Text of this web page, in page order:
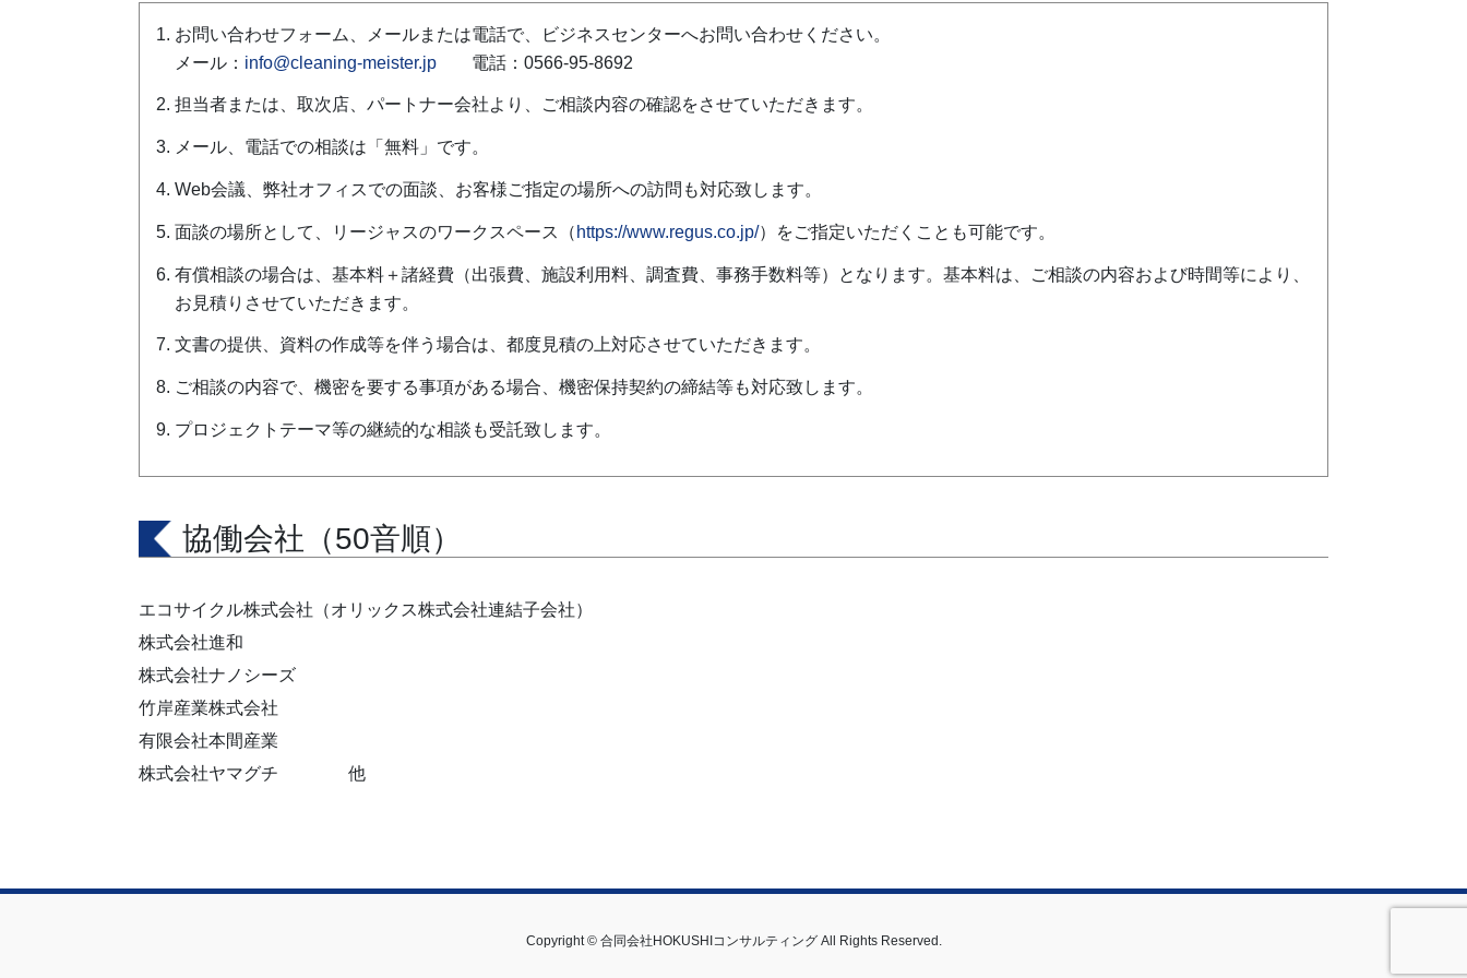
お問い合わせフォーム、メールまたは電話で、ビジネスセンターへお問い合わせください。
メール： info@cleaning-meister.jp 電話：0566-95-8692
担当者または、取次店、パートナー会社より、ご相談内容の確認をさせていただきます。
メール、電話での相談は「無料」です。
Web会議、弊社オフィスでの面談、お客様ご指定の場所への訪問も対応致します。
面談の場所として、リージャスのワークスペース（ https://www.regus.co.jp/）をご指定いただくことも可能です。
有償相談の場合は、基本料＋諸経費（出張費、施設利用料、調査費、事務手数料等）となります。基本料は、ご相談の内容および時間等により、
お見積りさせていただきます。
文書の提供、資料の作成等を伴う場合は、都度見積の上対応させていただきます。
ご相談の内容で、機密を要する事項がある場合、機密保持契約の締結等も対応致します。
プロジェクトテーマ等の継続的な相談も受託致します。
協働会社（50音順）
エコサイクル株式会社（オリックス株式会社連結子会社）
株式会社進和
株式会社ナノシーズ
竹岸産業株式会社
有限会社本間産業
株式会社ヤマグチ 他
Copyright © 合同会社HOKUSHIコンサルティング All Rights Reserved.